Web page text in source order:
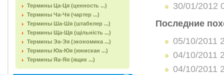
Термины Ца-Ця (ценность ...)
Термины Ча-Чя (чартер ...)
Термины Ша-Шя (штабелер ...)
Термины Ща-Щя (щільність ...)
Термины Эа-Эя (экономика ...)
Термины Юа-Юя (юнискан ...)
Термины Яа-Яя (ящик ...)
30/01/2012
Последние
05/10/2011
04/10/2011
04/10/2011